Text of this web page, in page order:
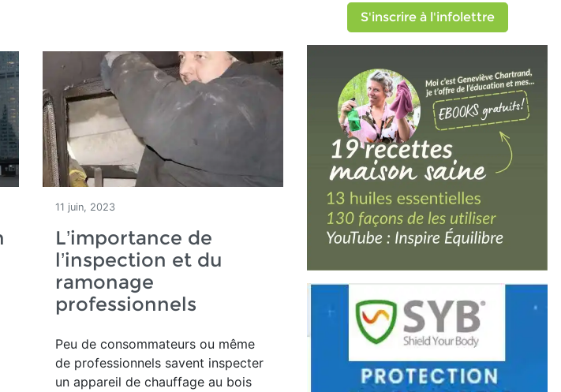
11 juin, 2023
L’importance de
l’inspection et du
ramonage
professionnels
Peu de consommateurs ou même
de professionnels savent inspecter
un appareil de chauffage au bois
S'inscrire à l'infolettre